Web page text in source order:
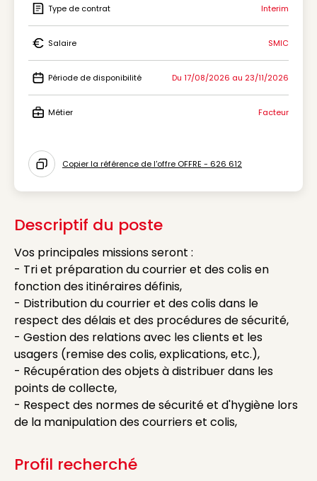
Icon Type de contrat
Type de contrat Interim
Icon Salaire
Salaire SMIC
Icon Période de disponibilité
Période de disponibilité Du 17/08/2026 au 23/11/2026
Métier Facteur
Icon copy to clipboard
Copier la référence de l'offre OFFRE - 626 612
Descriptif du poste
Vos principales missions seront :
- Tri et préparation du courrier et des colis en
fonction des itinéraires définis,
- Distribution du courrier et des colis dans le
respect des délais et des procédures de sécurité,
- Gestion des relations avec les clients et les
usagers (remise des colis, explications, etc.),
- Récupération des objets à distribuer dans les
points de collecte,
- Respect des normes de sécurité et d'hygiène lors
de la manipulation des courriers et colis,
Profil recherché